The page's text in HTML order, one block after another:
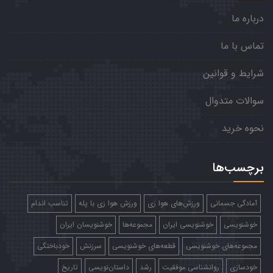
درباره ما
تماس با ما
شرایط و قوانین
سوالات متدوال
نحوه خرید
برچسب‌ها
آمادگی جسمانی ورزش‌های هوا زی ورزش هوا زی با پله
تناسب اندام
خوشنویسی
خوشنویسی ایران مجموعه‌ها
خوشنویسان ایران
مجموعه‌های خوشنویسی
قطعه‌های خوشنویسی سرزنش
خودباختگی
خودسازی
روانشناسی موفقیت رشد داستان‌نویسی تاریخ